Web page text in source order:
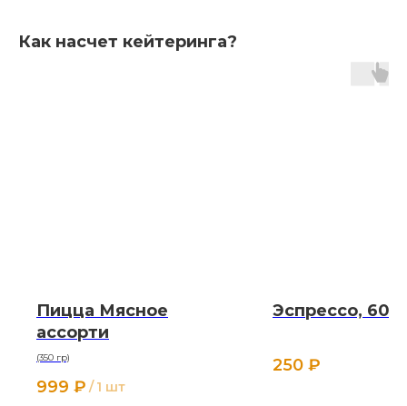
Как насчет кейтеринга?
Пицца Мясное
ассорти
(350 гр)
999 ₽ / 1 шт
Эспрессо, 60
250 ₽